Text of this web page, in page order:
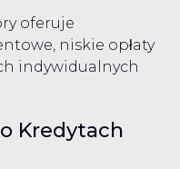
oferuje
niskie opłaty
indywidualnych
Kredytach